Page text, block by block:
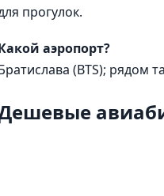
прогулок.
аэропорт?
(BTS); рядом